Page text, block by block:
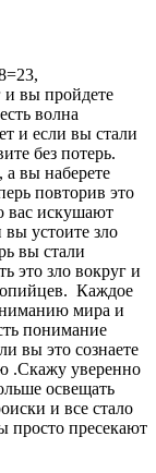
и вы пройдете
волна
и если вы стали
без потерь.
а вы наберете
повторив это
вас искушают
вы устоите зло
вы стали
это зло вокруг и
Каждое
мира и
понимание
вы это сознаете
.Скажу уверенно
освещать
и все стало
просто пресекают